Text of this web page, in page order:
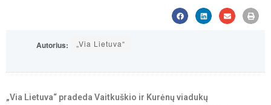
Autorius: „Via Lietuva“
„Via Lietuva“ pradeda Vaitkuškio ir Kurėnų viadukų